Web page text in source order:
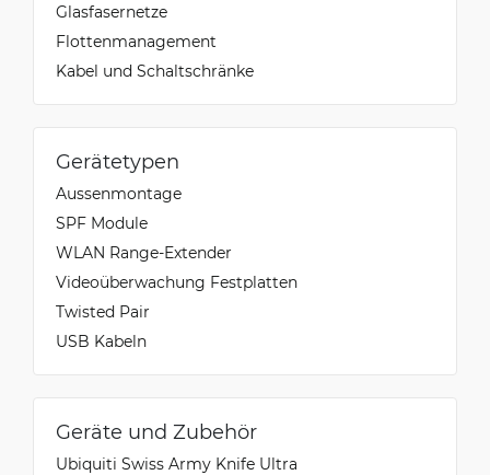
Glasfasernetze
Flottenmanagement
Kabel und Schaltschränke
Gerätetypen
Aussenmontage
SPF Module
WLAN Range-Extender
Videoüberwachung Festplatten
Twisted Pair
USB Kabeln
Geräte und Zubehör
Ubiquiti Swiss Army Knife Ultra